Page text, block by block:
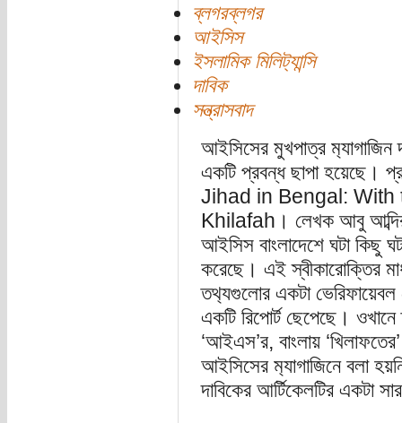
ব্লগরব্লগর
আইসিস
ইসলামিক মিলিট‍্যান্সি
দাবিক
সন্ত্রাসবাদ
আইসিসের মুখপাত্র ম‍্যাগাজিন
একটি প্রবন্ধ ছাপা হয়েছে।
Jihad in Bengal:
Khilafah। লেখক আবু আব্দির
আইসিস বাংলাদেশে ঘটা কিছু
করেছে। এই স্বীকারোক্তির
তথ‍্যগুলোর একটা ভেরিফায়েবল
একটি রিপোর্ট ছেপেছে। ওখানে
‘আইএস’র, বাংলায়
আইসিসের ম‍্যাগাজিনে বলা
দাবিকের আর্টিকেলটির একটা